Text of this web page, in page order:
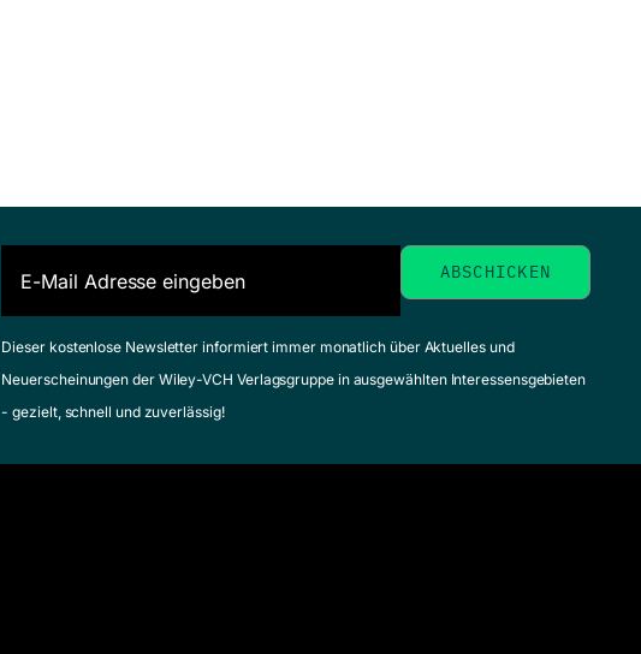
Dieser kostenlose Newsletter informiert immer monatlich über Aktuelles und
Neuerscheinungen der Wiley-VCH Verlagsgruppe in ausgewählten Interessensgebieten
- gezielt, schnell und zuverlässig!